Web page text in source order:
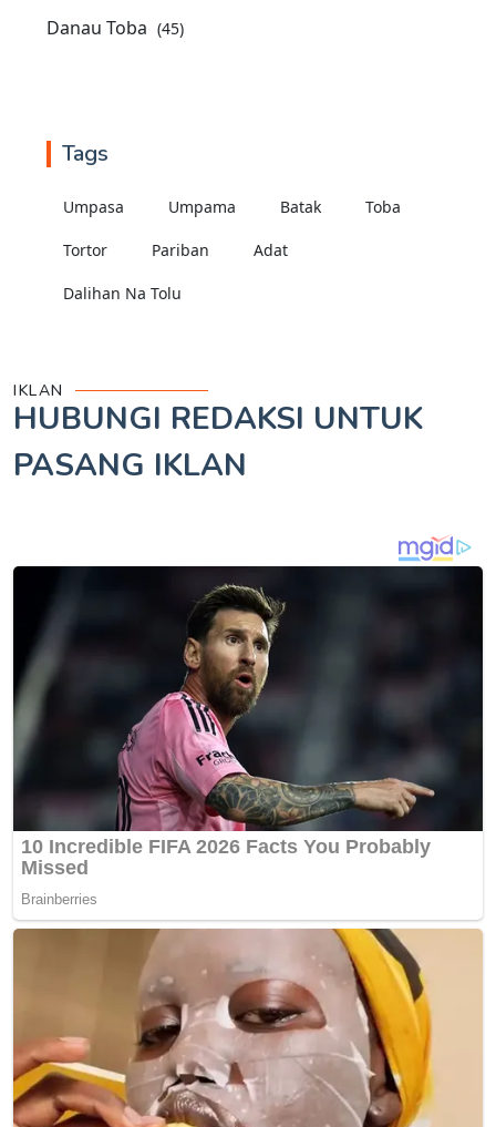
Danau Toba (45)
Tags
Umpasa Umpama Batak Toba
Tortor Pariban Adat
Dalihan Na Tolu
IKLAN
HUBUNGI REDAKSI UNTUK
PASANG IKLAN